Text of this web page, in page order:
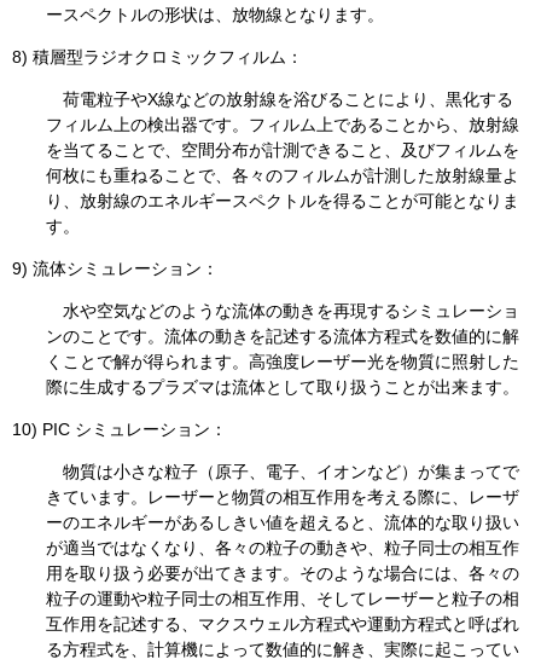
ースペクトルの形状は、放物線となります。
8) 積層型ラジオクロミックフィルム：
荷電粒子やX線などの放射線を浴びることにより、黒化する
フィルム上の検出器です。フィルム上であることから、放射線
を当てることで、空間分布が計測できること、及びフィルムを
何枚にも重ねることで、各々のフィルムが計測した放射線量よ
り、放射線のエネルギースペクトルを得ることが可能となりま
す。
9) 流体シミュレーション：
水や空気などのような流体の動きを再現するシミュレーショ
ンのことです。流体の動きを記述する流体方程式を数値的に解
くことで解が得られます。高強度レーザー光を物質に照射した
際に生成するプラズマは流体として取り扱うことが出来ます。
10) PIC シミュレーション：
物質は小さな粒子（原子、電子、イオンなど）が集まってで
きています。レーザーと物質の相互作用を考える際に、レーザ
ーのエネルギーがあるしきい値を超えると、流体的な取り扱い
が適当ではなくなり、各々の粒子の動きや、粒子同士の相互作
用を取り扱う必要が出てきます。そのような場合には、各々の
粒子の運動や粒子同士の相互作用、そしてレーザーと粒子の相
互作用を記述する、マクスウェル方程式や運動方程式と呼ばれ
る方程式を、計算機によって数値的に解き、実際に起こってい